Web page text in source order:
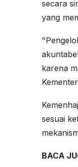
secara
yang
karena
sesuai
BACA